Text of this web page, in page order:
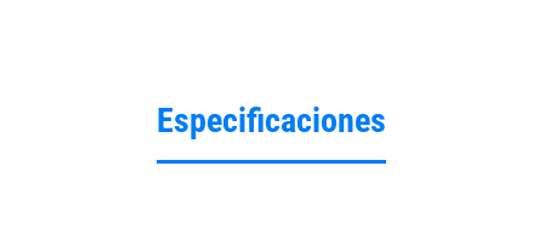
Especificaciones